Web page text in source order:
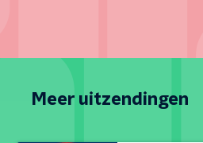
Meer uitzendingen